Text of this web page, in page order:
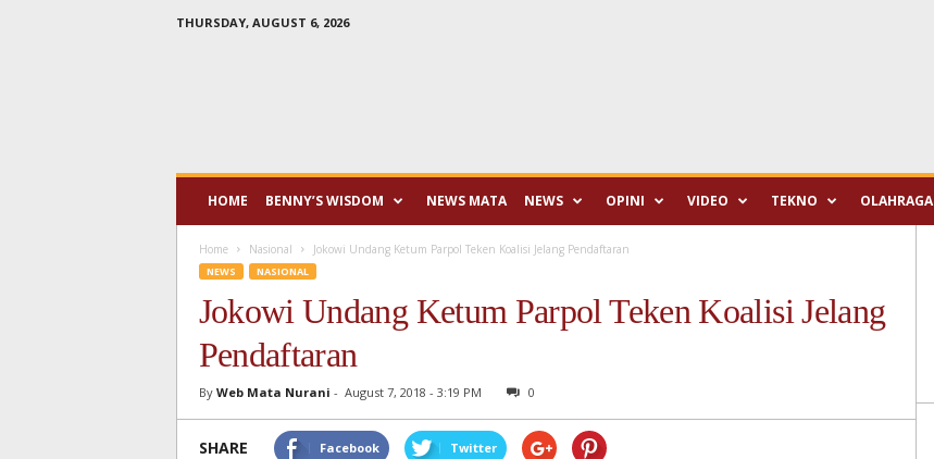
THURSDAY, AUGUST 6, 2026
HOME BENNY’S WISDOM NEWS MATA NEWS OPINI VIDEO TEKNO OLAHRAGA
Home Nasional Jokowi Undang Ketum Parpol Teken Koalisi Jelang Pendaftaran
NEWS NASIONAL
Jokowi Undang Ketum Parpol Teken Koalisi Jelang
Pendaftaran
By Web Mata Nurani - August 7, 2018 - 3:19 PM 0
SHARE Facebook Twitter